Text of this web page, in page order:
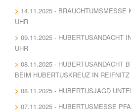
14.11.2025 - BRAUCHTUMSMESSE
UHR
09.11.2025 - HUBERTUSANDACHT
UHR
08.11.2025 - HUBERTUSANDACHT
BEIM HUBERTUSKREUZ IN
08.11.2025 - HUBERTUSJAGD
07.11.2025 - HUBERTUSMESSE